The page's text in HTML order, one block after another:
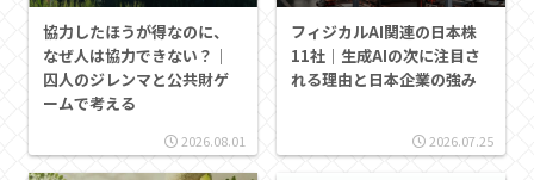
協力したほうが得なのに、
なぜ人は協力できない？｜
囚人のジレンマと公共財ゲ
ームで考える
2026.08.01
フィジカルAI関連の日本株
11社｜生成AIの次に注目さ
れる理由と日本企業の強み
2026.07.25